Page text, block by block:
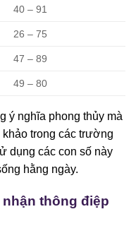
40 – 91
26 – 75
47 – 89
49 – 80
ý nghĩa phong thủy mà
trong các trường
dụng các con số này
hằng ngày.
thông điệp